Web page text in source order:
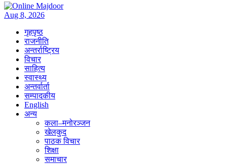
Aug 8, 2026
गृहपृष्ठ
राजनीति
अन्तर्राष्ट्रिय
विचार
साहित्य
स्वास्थ्य
अन्तर्वार्ता
सम्पादकीय
English
अन्य
कला–मनोरञ्जन
खेलकुद
पाठक विचार
शिक्षा
समाचार